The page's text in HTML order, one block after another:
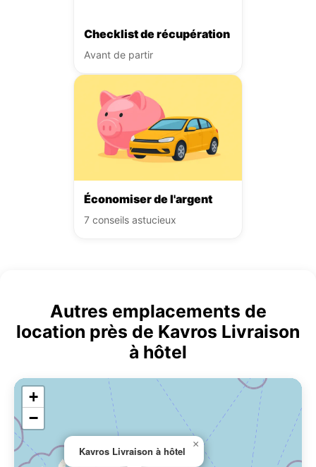
Checklist de récupération
Avant de partir
Économiser de l'argent
7 conseils astucieux
Autres emplacements de
location près de Kavros Livraison
à hôtel
Kavros Livraison à hôtel
×
+
−